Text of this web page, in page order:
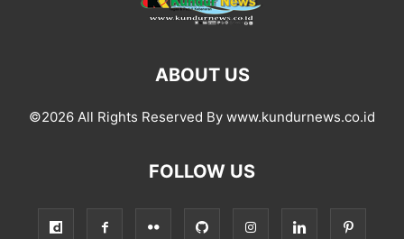
ABOUT US
©2026 All Rights Reserved By www.kundurnews.co.id
FOLLOW US